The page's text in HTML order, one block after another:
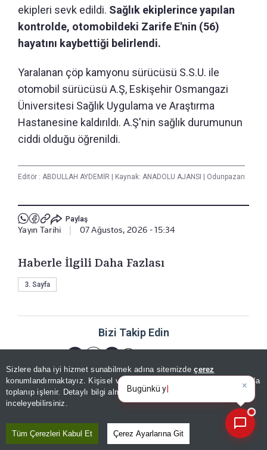
Sizlere daha iyi hizmet sunabilmek adına sitemizdeçerez
konumlandırmaktayız. Kişisel verileriniz, KVKK ve GDPR kapsamında
toplanıp işlenir. Detaylı bilgi almak içinAydınlatma Metnimizi
inceleyebilirsiniz.
Tüm Çerezleri Kabul Et Çerez Ayarlarına Git
ekipleri sevk edildi. Sağlık ekiplerince yapılan
kontrolde, otomobildeki Zarife E'nin (56)
hayatını kaybettiği belirlendi.
Yaralanan çöp kamyonu sürücüsü S.S.U. ile
otomobil sürücüsü A.Ş, Eskişehir Osmangazi
Üniversitesi Sağlık Uygulama ve Araştırma
Hastanesine kaldırıldı. A.Ş'nin sağlık durumunun
ciddi olduğu öğrenildi.
Editör : ABDULLAH AYDEMİR | Kaynak: ANADOLU AJANSI | Odunpazarı
Paylaş
Yayın Tarihi | 07 Ağustos, 2026 - 15:34
Haberle İlgili Daha Fazlası
3. Sayfa
Bizi Takip Edin
YORUMLAR
×
Bugünkü yazarların köşe
yazılarını özetleyin!